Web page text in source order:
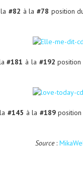
#82 à la#78 position
#181 à la #192
#145 à la #189position
Source: